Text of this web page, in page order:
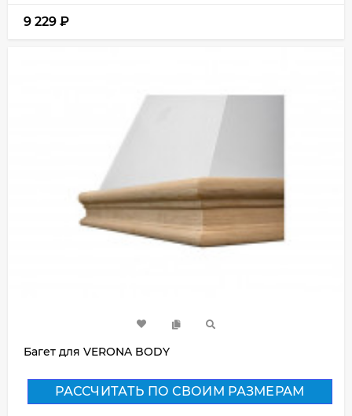
9 229 ₽
Багет для VERONA BODY
РАССЧИТАТЬ ПО СВОИМ РАЗМЕРАМ